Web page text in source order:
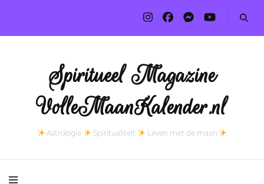
Spiritueel Magazine
VolleMaanKalender.nl
Astrologie Spiritualiteit Leven met de maan